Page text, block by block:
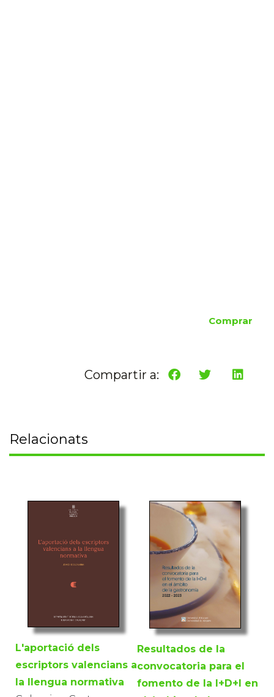
Comprar
Compartir a:
Relacionats
L'aportació dels
escriptors valencians a
la llengua normativa
Resultados de la
convocatoria para el
fomento de la I+D+I en